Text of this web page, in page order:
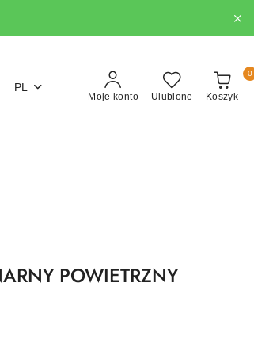
PL
Moje konto Ulubione Koszyk
0
POWIETRZNY